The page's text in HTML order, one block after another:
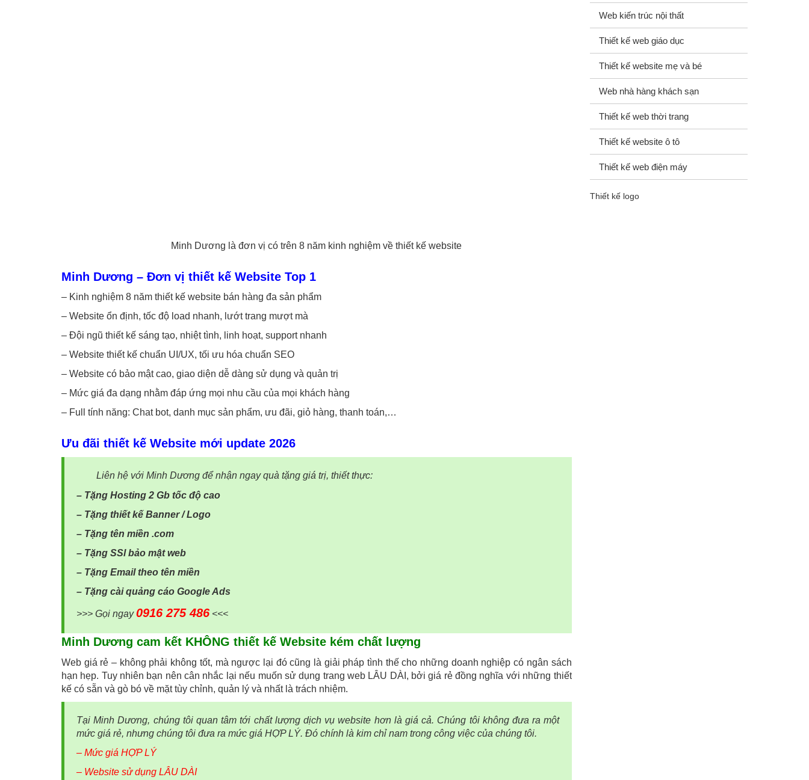
Minh Dương là đơn vị có trên 8 năm kinh nghiệm về thiết kế website
Minh Dương – Đơn vị thiết kế Website Top 1
– Kinh nghiệm 8 năm thiết kế website bán hàng đa sản phẩm
– Website ổn định, tốc độ load nhanh, lướt trang mượt mà
– Đội ngũ thiết kế sáng tạo, nhiệt tình, linh hoạt, support nhanh
– Website thiết kế chuẩn UI/UX, tối ưu hóa chuẩn SEO
– Website có bảo mật cao, giao diện dễ dàng sử dụng và quản trị
– Mức giá đa dạng nhằm đáp ứng mọi nhu cầu của mọi khách hàng
– Full tính năng: Chat bot, danh mục sản phẩm, ưu đãi, giỏ hàng, thanh toán,…
Ưu đãi thiết kế Website mới update 2026
Liên hệ với Minh Dương để nhận ngay quà tặng giá trị, thiết thực:
– Tặng Hosting 2 Gb tốc độ cao
– Tặng thiết kế Banner / Logo
– Tặng tên miền .com
– Tặng SSl bảo mật web
– Tặng Email theo tên miền
– Tặng cài quảng cáo Google Ads
>>> Gọi ngay 0916 275 486 <<<
Minh Dương cam kết KHÔNG thiết kế Website kém chất lượng
Web giá rẻ – không phải không tốt, mà ngược lại đó cũng là giải pháp tình thế cho những doanh nghiệp có ngân sách
hạn hẹp. Tuy nhiên bạn nên cân nhắc lại nếu muốn sử dụng trang web LÂU DÀI, bởi giá rẻ đồng nghĩa với những thiết
kế có sẵn và gò bó về mặt tùy chỉnh, quản lý và nhất là trách nhiệm.
Tại Minh Dương, chúng tôi quan tâm tới chất lượng dịch vụ website hơn là giá cả. Chúng tôi không đưa ra một
mức giá rẻ, nhưng chúng tôi đưa ra mức giá HỢP LÝ. Đó chính là kim chỉ nam trong công việc của chúng tôi.
– Mức giá HỢP LÝ
– Website sử dụng LÂU DÀI
Web kiến trúc nội thất
Thiết kế web giáo dục
Thiết kế website mẹ và bé
Web nhà hàng khách sạn
Thiết kế web thời trang
Thiết kế website ô tô
Thiết kế web điện máy
Thiết kế logo